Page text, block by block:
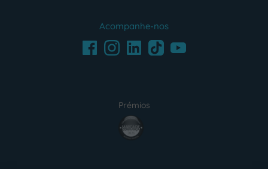
Acompanhe-nos
FacebookInstagramLinkedInTikTokYoutube
Prémios
award4